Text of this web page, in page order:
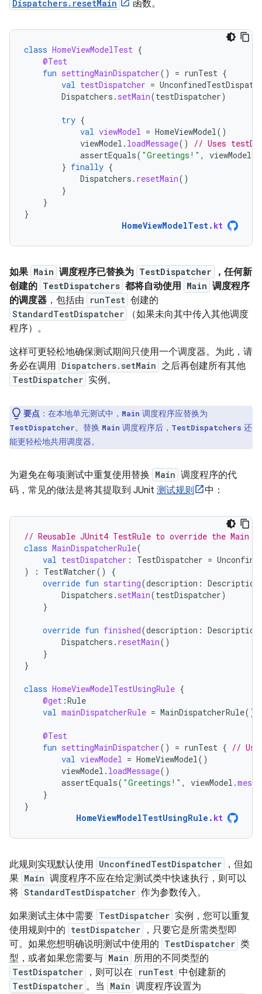
Dispatchers.resetMain 函数。
class HomeViewModelTest {
@Test
fun settingMainDispatcher() = runTest {
val testDispatcher =
Dispatchers . setMain(testDispatcher)
try {
val viewModel = HomeViewModel()
viewModel . loadMessage()
// Uses
assertEquals( "Greetings!" , viewModel
} finally {
Dispatchers . resetMain()
}
}
}
HomeViewModelTest. kt
如果 Main 调度程序已替换为 TestDispatcher
，任何新
创建的 TestDispatchers 都将自动使用 Main 调度程序
的调度器 ，包括由 runTest 创建的
StandardTestDispatcher
（如果未向其中传入其他调度
程序）。
这样可更轻松地确保测试期间只使用一个调度器。为此，请
务必在调用 Dispatchers.setMain 之后再创建所有其他
TestDispatcher 实例。
要点 ：在本地单元测试中， Main 调度程序应替换为
TestDispatcher。替换 Main 调度程序后， TestDispatchers 还
能更轻松地共用调度器。
为避免在每项测试中重复使用替换 Main 调度程序的代
码，常见的做法是将其提取到 JUnit 测试规则 中：
// Reusable JUnit4 TestRule to override the Main
class MainDispatcherRule(
val testDispatcher : TestDispatcher =
)
: TestWatcher()
{
override fun starting(description : Description
Dispatchers . setMain(testDispatcher)
}
override fun finished(description : Description
Dispatchers . resetMain()
}
}
class HomeViewModelTestUsingRule {
@get :Rule
val mainDispatcherRule = MainDispatcherRule()
@Test
fun settingMainDispatcher() = runTest { //
val viewModel = HomeViewModel()
viewModel . loadMessage()
assertEquals( "Greetings!" , viewModel .
}
}
HomeViewModelTestUsingRule . kt
此规则实现默认使用 UnconfinedTestDispatcher
，但如
果 Main 调度程序不应在给定测试类中快速执行，则可以
将 StandardTestDispatcher 作为参数传入。
如果测试主体中需要 TestDispatcher 实例，您可以重复
使用规则中的 testDispatcher
，只要它是所需类型即
可。如果您想明确说明测试中使用的 TestDispatcher 类
型，或者如果您需要与 Main 所用的不同类型的
TestDispatcher ，则可以在 runTest 中创建新的
TestDispatcher 。当 Main 调度程序设置为